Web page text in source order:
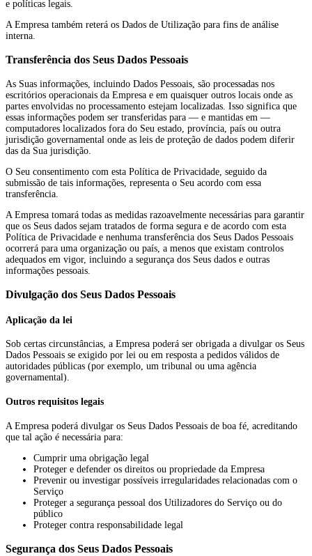
e políticas legais.
A Empresa também reterá os Dados de Utilização para fins de análise
interna.
Transferência dos Seus Dados Pessoais
As Suas informações, incluindo Dados Pessoais, são processadas nos
escritórios operacionais da Empresa e em quaisquer outros locais onde as
partes envolvidas no processamento estejam localizadas. Isso significa que
essas informações podem ser transferidas para — e mantidas em —
computadores localizados fora do Seu estado, província, país ou outra
jurisdição governamental onde as leis de proteção de dados podem diferir
das da Sua jurisdição.
O Seu consentimento com esta Política de Privacidade, seguido da
submissão de tais informações, representa o Seu acordo com essa
transferência.
A Empresa tomará todas as medidas razoavelmente necessárias para garantir
que os Seus dados sejam tratados de forma segura e de acordo com esta
Política de Privacidade e nenhuma transferência dos Seus Dados Pessoais
ocorrerá para uma organização ou país, a menos que existam controlos
adequados em vigor, incluindo a segurança dos Seus dados e outras
informações pessoais.
Divulgação dos Seus Dados Pessoais
Aplicação da lei
Sob certas circunstâncias, a Empresa poderá ser obrigada a divulgar os Seus
Dados Pessoais se exigido por lei ou em resposta a pedidos válidos de
autoridades públicas (por exemplo, um tribunal ou uma agência
governamental).
Outros requisitos legais
A Empresa poderá divulgar os Seus Dados Pessoais de boa fé, acreditando
que tal ação é necessária para:
Cumprir uma obrigação legal
Proteger e defender os direitos ou propriedade da Empresa
Prevenir ou investigar possíveis irregularidades relacionadas com o
Serviço
Proteger a segurança pessoal dos Utilizadores do Serviço ou do
público
Proteger contra responsabilidade legal
Segurança dos Seus Dados Pessoais